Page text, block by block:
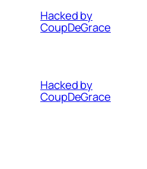
Hacked by
CoupDeGrace
Hacked by
CoupDeGrace